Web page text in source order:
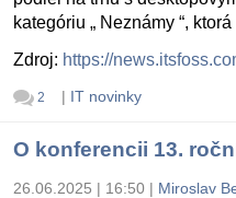
kategóriu „ Neznámy “,
Zdroj: https://
2 | IT novinky
O konferencii 13.
26.06.2025 | 16:50 | Miroslav